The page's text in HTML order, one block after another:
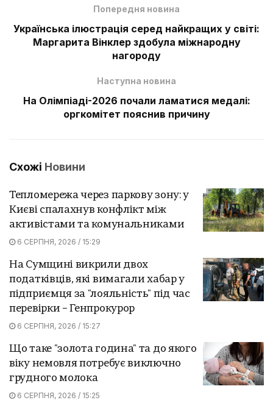
Попередня новина
Українська ілюстрація серед найкращих у світі:
Маргарита Вінклер здобула міжнародну
нагороду
Наступна новина
На Олімпіаді-2026 почали ламатися медалі:
оргкомітет пояснив причину
Схожі Новини
Тепломережа через паркову зону: у
Києві спалахнув конфлікт між
активістами та комунальниками
6 СЕРПНЯ, 2026 / 15:29
На Сумщині викрили двох
податківців, які вимагали хабар у
підприємця за "лояльність" під час
перевірки – Генпрокурор
6 СЕРПНЯ, 2026 / 15:27
Що таке "золота година" та до якого
віку немовля потребує виключно
грудного молока
6 СЕРПНЯ, 2026 / 15:25